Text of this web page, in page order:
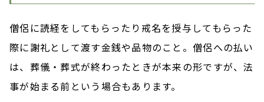
僧侶に読経をしてもらったり戒名を授与してもらった
際に謝礼として渡す金銭や品物のこと。僧侶への払い
は、葬儀・葬式が終わったときが本来の形ですが、法
事が始まる前という場合もあります。